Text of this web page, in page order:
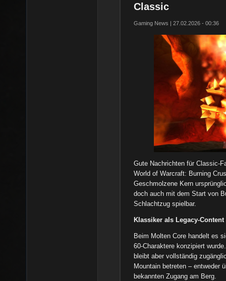
Classic
Gaming News | 27.02.2026 - 00:36
Gute Nachrichten für Classic-
World of Warcraft: Burning
Geschmolzene Kern
doch auch mit dem Start von
Schlachtzug spielbar.
Klassiker als Legacy-Content
Beim Molten Core handelt es
60-Charaktere konzipiert
bleibt aber vollständig
Mountain betreten – entweder
bekannten Zugang am Berg.